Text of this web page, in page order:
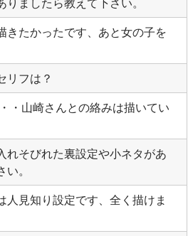
きたかったです、あと女の子を
リフは？
・山崎さんとの絡みは描いてい
れそびれた裏設定や小ネタがあ
。
人見知り設定です、全く描けま